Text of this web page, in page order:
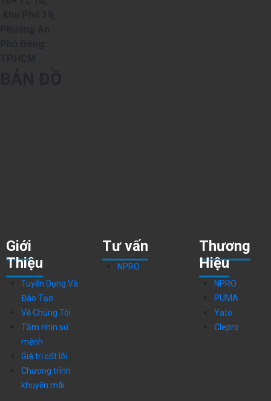
Giới
Thiệu
Tuyển Dụng Và
Đào Tạo
Về Chúng Tôi
Tầm nhìn sứ
mệnh
Giá trị cốt lõi
Chương trình
khuyến mãi
Tư vấn
NPRO
Thương
Hiệu
NPRO
PUMA
Yato
Clepro